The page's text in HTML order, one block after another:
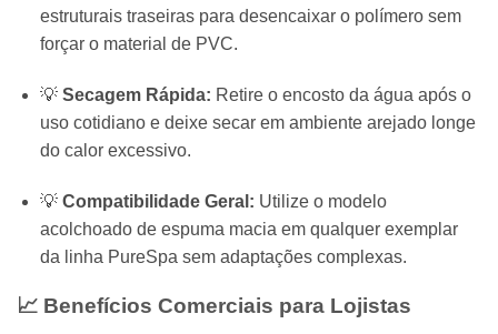
estruturais traseiras para desencaixar o polímero sem
forçar o material de PVC.
💡 Secagem Rápida: Retire o encosto da água após o
uso cotidiano e deixe secar em ambiente arejado longe
do calor excessivo.
💡 Compatibilidade Geral: Utilize o modelo
acolchoado de espuma macia em qualquer exemplar
da linha PureSpa sem adaptações complexas.
📈 Benefícios Comerciais para Lojistas